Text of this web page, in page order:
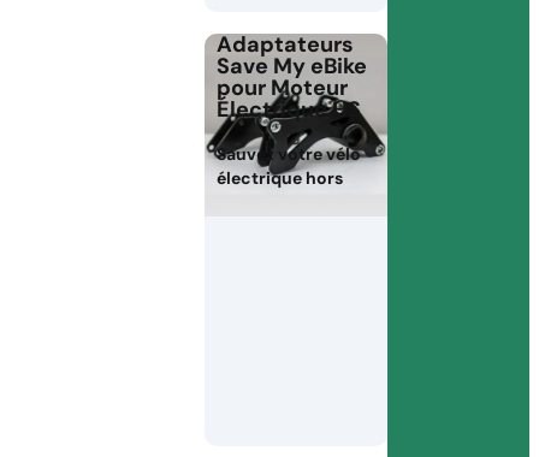
Adaptateurs
Save My eBike
pour Moteur
Électrique HS
Sauvez votre vélo
électrique hors